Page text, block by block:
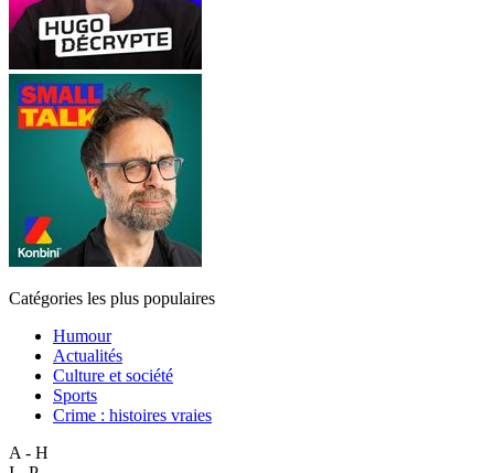
Catégories les plus populaires
Humour
Actualités
Culture et société
Sports
Crime : histoires vraies
A - H